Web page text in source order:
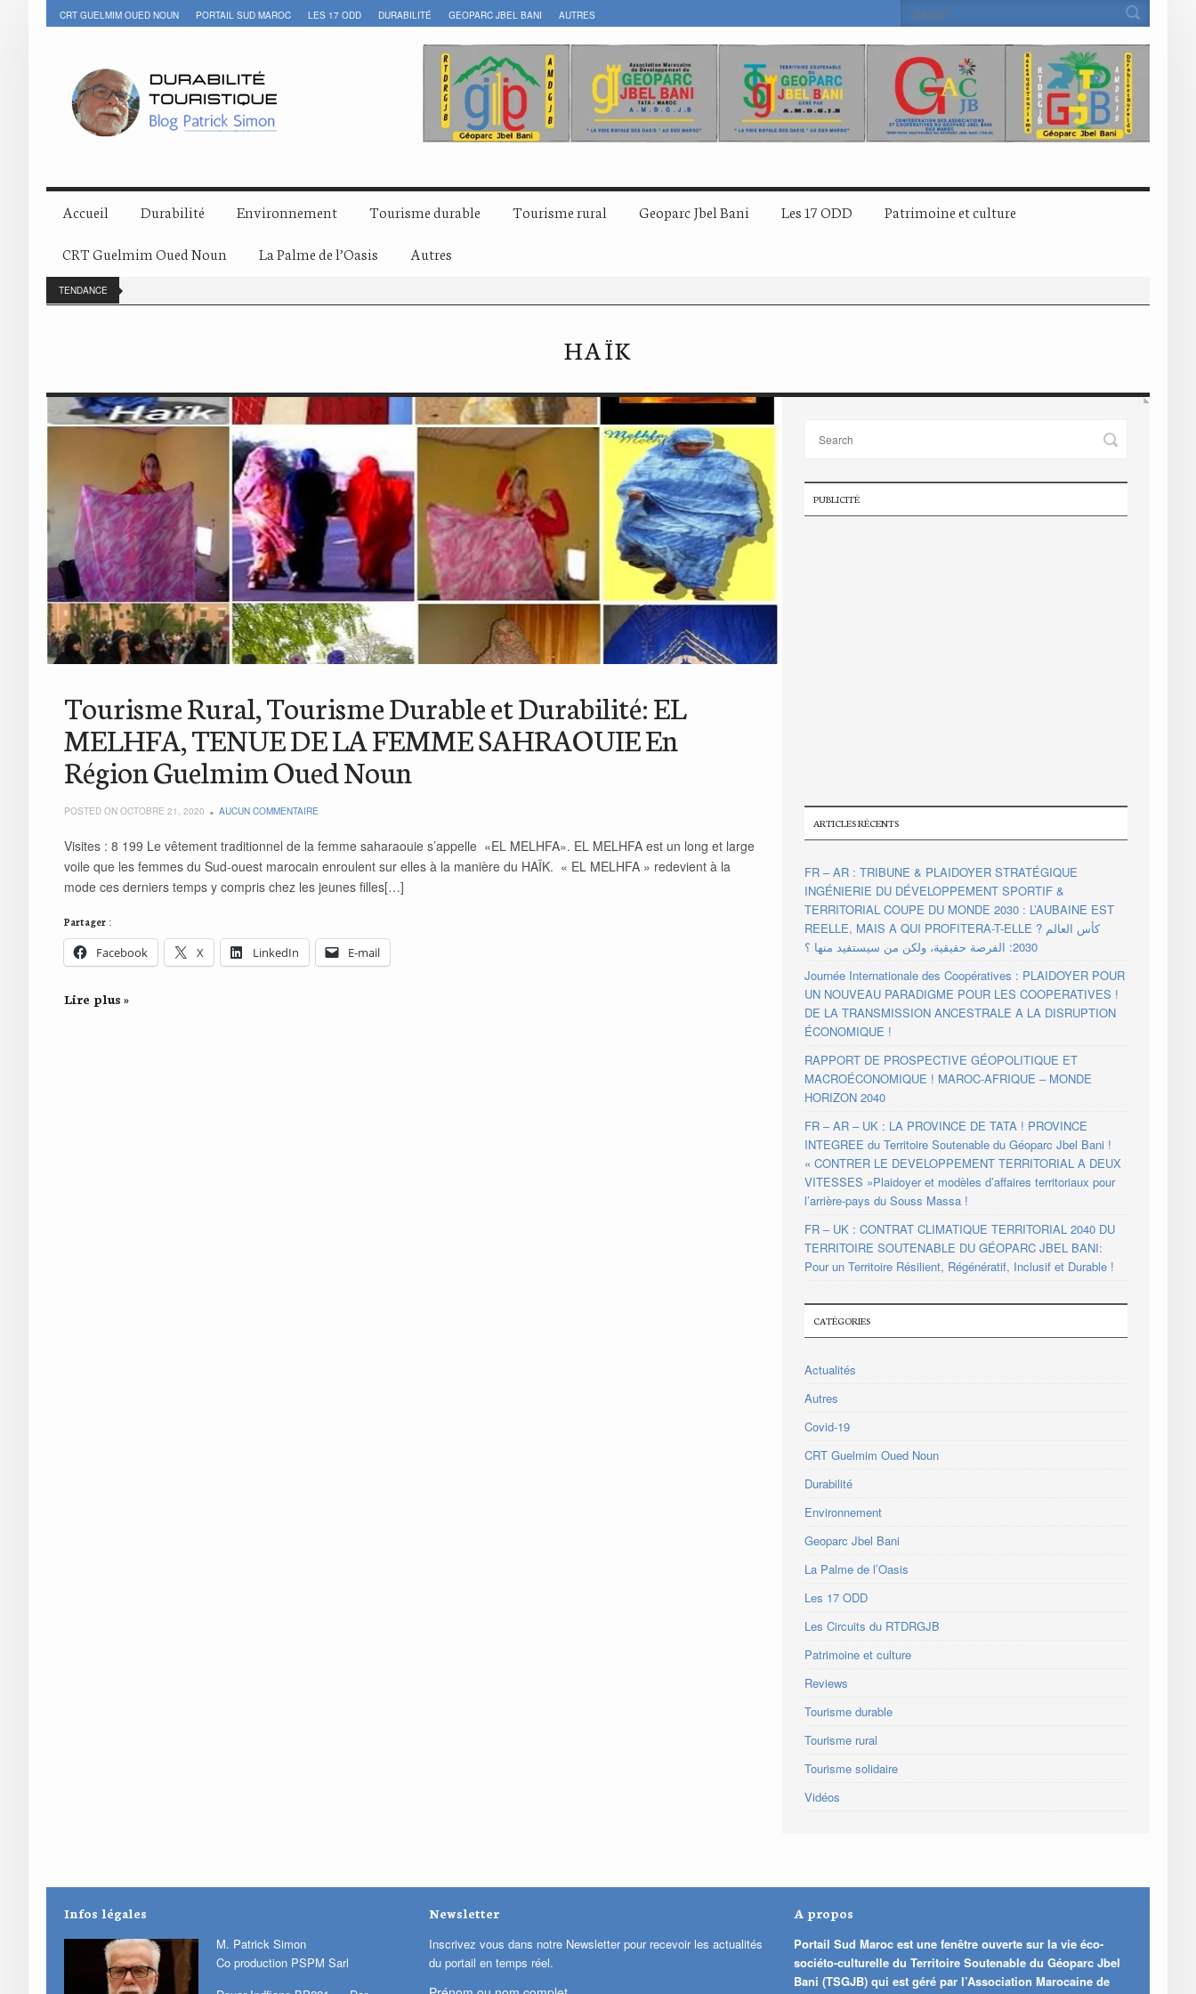
CRT GUELMIM OUED NOUN PORTAIL SUD MAROC LES 17 ODD DURABILITÉ GEOPARC JBEL BANI AUTRES
Accueil Durabilité Environnement Tourisme durable Tourisme rural Geoparc Jbel Bani Les 17 ODD Patrimoine et culture
CRT Guelmim Oued Noun La Palme de l’Oasis Autres
TENDANCE
HAÏK
Tourisme Rural, Tourisme Durable et Durabilité: EL
MELHFA, TENUE DE LA FEMME SAHRAOUIE En
Région Guelmim Oued Noun
POSTED ON OCTOBRE 21, 2020 AUCUN COMMENTAIRE
Visites : 8 199 Le vêtement traditionnel de la femme saharaouie s’appelle «EL MELHFA». EL MELHFA est un long et large
voile que les femmes du Sud-ouest marocain enroulent sur elles à la manière du HAÏK. « EL MELHFA » redevient à la
mode ces derniers temps y compris chez les jeunes filles[…]
Partager :
Facebook X LinkedIn E-mail
Lire plus »
PUBLICITÉ
ARTICLES RÉCENTS
FR – AR : TRIBUNE & PLAIDOYER STRATÉGIQUE
INGÉNIERIE DU DÉVELOPPEMENT SPORTIF &
TERRITORIAL COUPE DU MONDE 2030 : L’AUBAINE EST
REELLE, MAIS A QUI PROFITERA-T-ELLE ? كأس العالم
2030: الفرصة حقيقية، ولكن من سيستفيد منها ؟
Journée Internationale des Coopératives : PLAIDOYER POUR
UN NOUVEAU PARADIGME POUR LES COOPERATIVES !
DE LA TRANSMISSION ANCESTRALE A LA DISRUPTION
ÉCONOMIQUE !
RAPPORT DE PROSPECTIVE GÉOPOLITIQUE ET
MACROÉCONOMIQUE ! MAROC-AFRIQUE – MONDE
HORIZON 2040
FR – AR – UK : LA PROVINCE DE TATA ! PROVINCE
INTEGREE du Territoire Soutenable du Géoparc Jbel Bani !
« CONTRER LE DEVELOPPEMENT TERRITORIAL A DEUX
VITESSES »Plaidoyer et modèles d’affaires territoriaux pour
l’arrière-pays du Souss Massa !
FR – UK : CONTRAT CLIMATIQUE TERRITORIAL 2040 DU
TERRITOIRE SOUTENABLE DU GÉOPARC JBEL BANI:
Pour un Territoire Résilient, Régénératif, Inclusif et Durable !
CATÉGORIES
Actualités
Autres
Covid-19
CRT Guelmim Oued Noun
Durabilité
Environnement
Geoparc Jbel Bani
La Palme de l’Oasis
Les 17 ODD
Les Circuits du RTDRGJB
Patrimoine et culture
Reviews
Tourisme durable
Tourisme rural
Tourisme solidaire
Vidéos
Infos légales
M. Patrick Simon
Co production PSPM Sarl
Newsletter
Inscrivez vous dans notre Newsletter pour recevoir les actualités
du portail en temps réel.
A propos
Portail Sud Maroc est une fenêtre ouverte sur la vie éco-
sociéto-culturelle du Territoire Soutenable du Géoparc Jbel
Bani (TSGJB) qui est géré par l’Association Marocaine de